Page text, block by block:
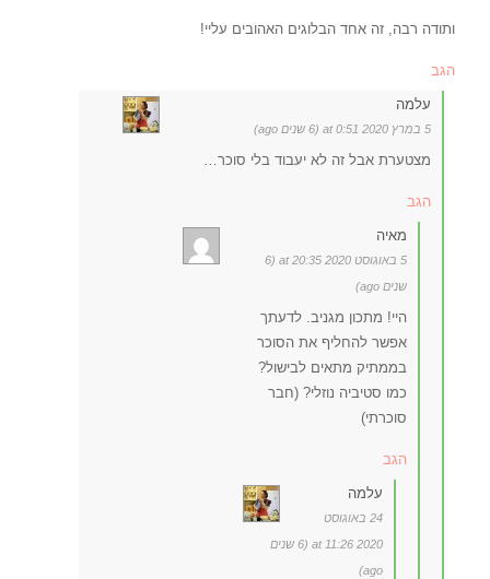
ותודה רבה, זה אחד הבלוגים האהובים עליי!
הגב
עלמה
5 במרץ 2020 at 0:51 (6 שנים ago)
מצטערת אבל זה לא יעבוד בלי סוכר…
הגב
מאיה
5 באוגוסט 2020 at 20:35 (6
שנים ago)
היי! מתכון מגניב. לדעתך
אפשר להחליף את הסוכר
בממתיק מתאים לבישול?
כמו סטיביה נוזלי? (חבר
סוכרתי)
הגב
עלמה
24 באוגוסט
2020 at 11:26 (6 שנים
ago)